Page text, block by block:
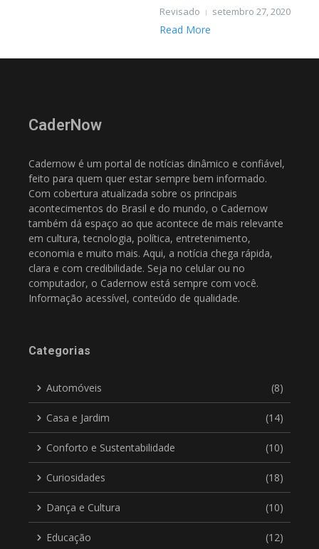
Revisado setembro 27, 2020
Read More
CaderNow
Cadernow é um portal de notícias dinâmico e confiável,
feito para quem quer estar sempre bem informado.
Com cobertura atualizada sobre os principais
acontecimentos do Brasil e do mundo, o Cadernow
também dá espaço ao que acontece de mais relevante
em cultura, tecnologia, política, entretenimento,
economia e muito mais. Aqui, a notícia chega rápida,
clara e com credibilidade. Seja no celular ou no
computador, o Cadernow está sempre com você.
Informação acessível, conteúdo de qualidade.
Categorias
Automóveis (8)
Casa e Jardim (14)
Conforto e Sustentabilidade (10)
Curiosidades (18)
Dança e Cultura (10)
Educação (12)